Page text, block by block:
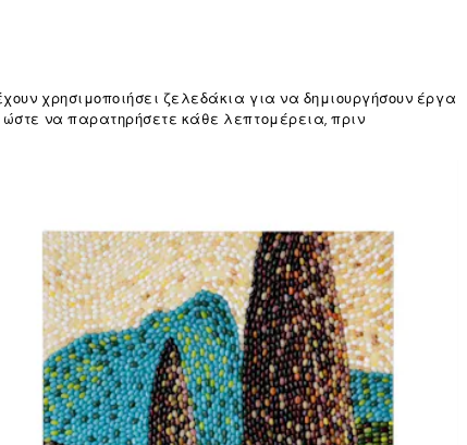
χρησιμοποιήσει ζελεδάκια για να δημιουργήσουν έργα
να παρατηρήσετε κάθε λεπτομέρεια, πριν